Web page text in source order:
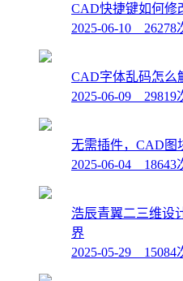
CAD快捷键如何修
2025-06-10 26278
CAD字体乱码怎么
2025-06-09 29819
无需插件，CAD图
2025-06-04 18643
浩辰青翼二三维设
界
2025-05-29 15084